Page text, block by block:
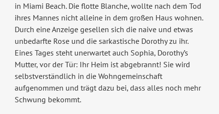
in Miami Beach. Die flotte Blanche, wollte nach dem Tod
ihres Mannes nicht alleine in dem großen Haus wohnen.
Durch eine Anzeige gesellen sich die naive und etwas
unbedarfte Rose und die sarkastische Dorothy zu ihr.
Eines Tages steht unerwartet auch Sophia, Dorothy’s
Mutter, vor der Tür: Ihr Heim ist abgebrannt! Sie wird
selbstverständlich in die Wohngemeinschaft
aufgenommen und trägt dazu bei, dass alles noch mehr
Schwung bekommt.